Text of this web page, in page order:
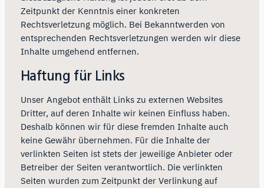
Zeitpunkt der Kenntnis einer konkreten
Rechtsverletzung möglich. Bei Bekanntwerden von
entsprechenden Rechtsverletzungen werden wir diese
Inhalte umgehend entfernen.
Haftung für Links
Unser Angebot enthält Links zu externen Websites
Dritter, auf deren Inhalte wir keinen Einfluss haben.
Deshalb können wir für diese fremden Inhalte auch
keine Gewähr übernehmen. Für die Inhalte der
verlinkten Seiten ist stets der jeweilige Anbieter oder
Betreiber der Seiten verantwortlich. Die verlinkten
Seiten wurden zum Zeitpunkt der Verlinkung auf